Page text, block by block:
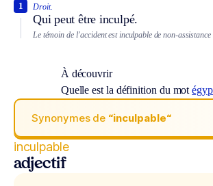
Droit.
Qui peut être inculpé.
1
Le témoin de l’accident est inculpable de non-
À découvrir
Quelle est la définition du mot
Synonymes de “inculpable“
inculpable
adjectif